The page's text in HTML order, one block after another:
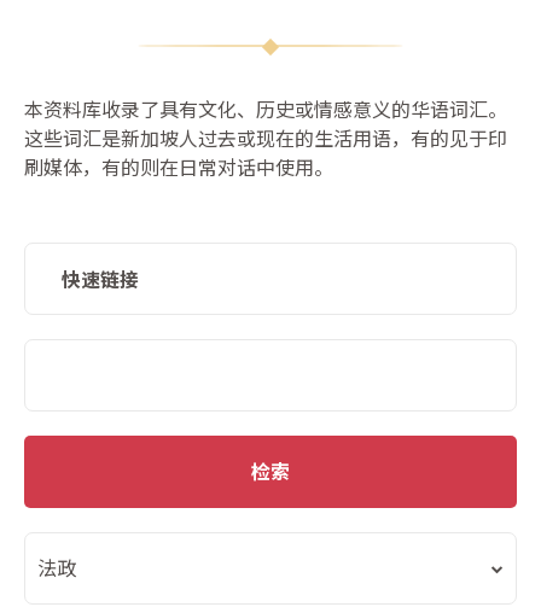
本资料库收录了具有文化、历史或情感意义的华语词汇。
这些词汇是新加坡人过去或现在的生活用语，有的见于印
刷媒体，有的则在日常对话中使用。
快速链接
检索
法政